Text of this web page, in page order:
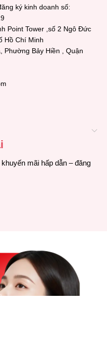
ký kinh doanh số:
Point Tower ,số 2 Ngô Đức
Hồ Chí Minh
Phường Bảy Hiền , Quận
mãi hấp dẫn – đăng